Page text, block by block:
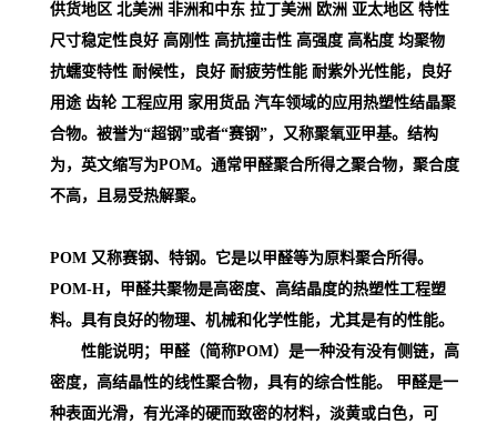
供货地区 北美洲 非洲和中东 拉丁美洲 欧洲 亚太地区 特性
尺寸稳定性良好 高刚性 高抗撞击性 高强度 高粘度 均聚物
抗蠕变特性 耐候性，良好 耐疲劳性能 耐紫外光性能，良好
用途 齿轮 工程应用 家用货品 汽车领域的应用热塑性结晶聚
合物。被誉为“超钢”或者“赛钢”，又称聚氧亚甲基。结构
为，英文缩写为POM。通常甲醛聚合所得之聚合物，聚合度
不高，且易受热解聚。
POM 又称赛钢、特钢。它是以甲醛等为原料聚合所得。
POM-H，甲醛共聚物是高密度、高结晶度的热塑性工程塑
料。具有良好的物理、机械和化学性能，尤其是有的性能。
性能说明；甲醛（简称POM）是一种没有没有侧链，高
密度，高结晶性的线性聚合物，具有的综合性能。 甲醛是一
种表面光滑，有光泽的硬而致密的材料，淡黄或白色，可